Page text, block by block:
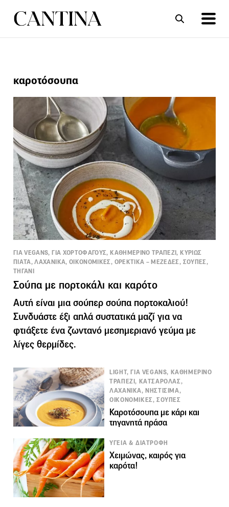
καροτόσουπα
ΓΙΑ VEGANS, ΓΙΑ ΧΟΡΤΟΦΑΓΟΥΣ, ΚΑΘΗΜΕΡΙΝΟ ΤΡΑΠΕΖΙ, ΚΥΡΙΩΣ
ΠΙΑΤΑ, ΛΑΧΑΝΙΚΑ, ΟΙΚΟΝΟΜΙΚΕΣ, ΟΡΕΚΤΙΚΑ – ΜΕΖΕΔΕΣ, ΣΟΥΠΕΣ,
ΤΗΓΑΝΙ
Σούπα με πορτοκάλι και καρότο
Αυτή είναι μια σούπερ σούπα πορτοκαλιού!
Συνδυάστε έξι απλά συστατικά μαζί για να
φτιάξετε ένα ζωντανό μεσημεριανό γεύμα με
λίγες θερμίδες.
LIGHT, ΓΙΑ VEGANS, ΚΑΘΗΜΕΡΙΝΟ
ΤΡΑΠΕΖΙ, ΚΑΤΣΑΡΟΛΑΣ,
ΛΑΧΑΝΙΚΑ, ΝΗΣΤΙΣΙΜΑ,
ΟΙΚΟΝΟΜΙΚΕΣ, ΣΟΥΠΕΣ
Καροτόσουπα με κάρι και
τηγανητά πράσα
ΥΓΕΙΑ & ΔΙΑΤΡΟΦΗ
Χειμώνας, καιρός για
καρότα!